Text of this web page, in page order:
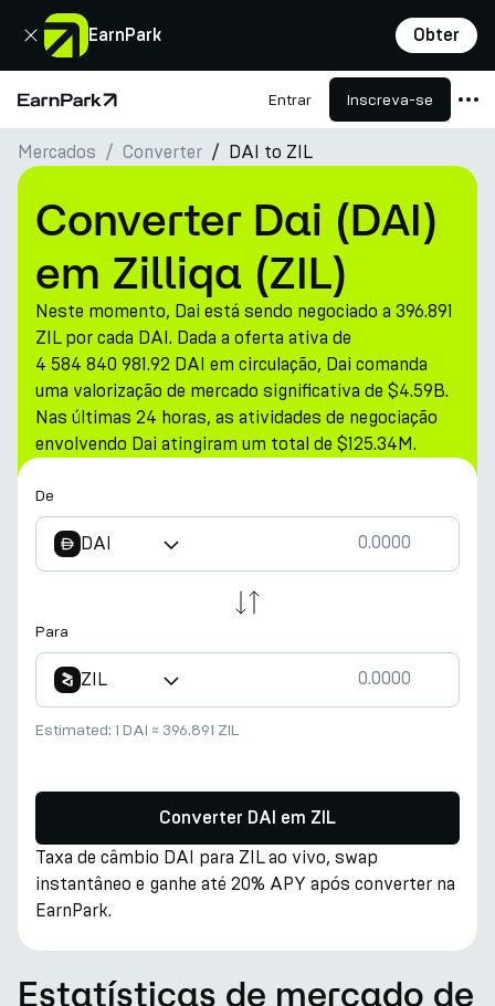
EarnPark Obter
Fechar
Página Inicial Entrar Inscreva-se
Produtos
Mercados
Calculadoras
PARK Token
Recursos
Empresa
Mercados Converter DAI to ZIL
Converter Dai (DAI)
em Zilliqa (ZIL)
Neste momento, Dai está sendo negociado a 396.891
ZIL por cada DAI. Dada a oferta ativa de
4 584 840 981.92 DAI em circulação, Dai comanda
uma valorização de mercado significativa de $4.59B.
Nas últimas 24 horas, as atividades de negociação
envolvendo Dai atingiram um total de $125.34M.
De
DAI
Para
ZIL
Estimated: 1 DAI ≈ 396.891 ZIL
Converter DAI em ZIL
Taxa de câmbio DAI para ZIL ao vivo, swap
instantâneo e ganhe até 20% APY após converter na
EarnPark.
Estatísticas de mercado de